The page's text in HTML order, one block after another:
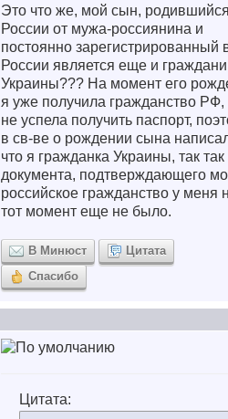
Это что же, мой сын,
России от мужа-россиянина и
постоянно зарегистрированный
России является еще и
Украины??? На момент его
я уже получила гражданство РФ,
не успела получить паспорт,
в св-ве о рождении сына
что я гражданка Украины, так так
документа, подтверждающего
российское гражданство у меня
тот момент еще не было.
В Минюст
Цитата
Спасибо
Цитата: